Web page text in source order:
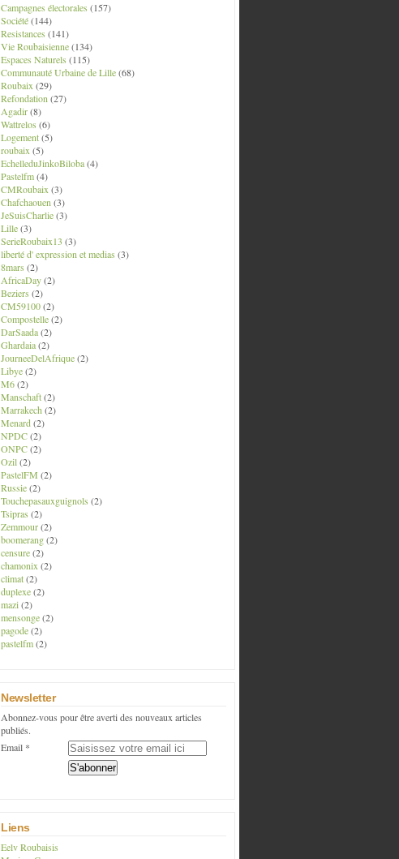
Campagnes électorales (157)
Société(144)
Resistances (141)
Vie Roubaisienne(134)
Espaces Naturels (115)
Communauté Urbaine de Lille(68)
Roubaix (29)
Refondation (27)
Agadir(8)
Wattrelos (6)
Logement(5)
roubaix (5)
EchelleduJinkoBiloba(4)
Pastelfm(4)
CMRoubaix (3)
Chafchaouen (3)
JeSuisCharlie(3)
Lille(3)
SerieRoubaix13 (3)
liberté d' expression et medias (3)
8mars (2)
AfricaDay(2)
Beziers (2)
CM59100(2)
Compostelle(2)
DarSaada(2)
Ghardaia(2)
JourneeDelAfrique(2)
Libye(2)
M6(2)
Manschaft(2)
Marrakech (2)
Menard(2)
NPDC(2)
ONPC(2)
Ozil(2)
PastelFM (2)
Russie(2)
Touchepasauxguignols (2)
Tsipras (2)
Zemmour(2)
boomerang(2)
censure(2)
chamonix (2)
climat(2)
duplexe(2)
mazi(2)
mensonge(2)
pagode(2)
pastelfm(2)
Newsletter
Abonnez-vous pour être averti des nouveaux articles
publiés.
Email
Liens
Eelv Roubaisis